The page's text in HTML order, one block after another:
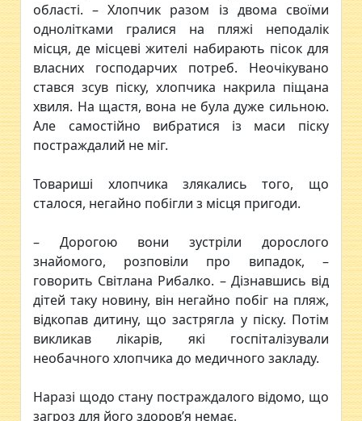
області. – Хлопчик разом із двома своїми
однолітками гралися на пляжі неподалік
місця, де місцеві жителі набирають пісок для
власних господарчих потреб. Неочікувано
стався зсув піску, хлопчика накрила піщана
хвиля. На щастя, вона не була дуже сильною.
Але самостійно вибратися із маси піску
постраждалий не міг.
Товариші хлопчика злякались того, що
сталося, негайно побігли з місця пригоди.
– Дорогою вони зустріли дорослого
знайомого, розповіли про випадок, –
говорить Світлана Рибалко. – Дізнавшись від
дітей таку новину, він негайно побіг на пляж,
відкопав дитину, що застрягла у піску. Потім
викликав лікарів, які госпіталізували
необачного хлопчика до медичного закладу.
Наразі щодо стану постраждалого відомо, що
загроз для його здоров’я немає.